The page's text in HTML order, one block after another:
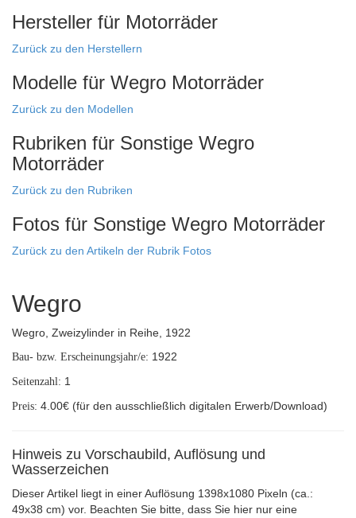
Hersteller für Motorräder
Zurück zu den Herstellern
Modelle für Wegro Motorräder
Zurück zu den Modellen
Rubriken für Sonstige Wegro
Motorräder
Zurück zu den Rubriken
Fotos für Sonstige Wegro Motorräder
Zurück zu den Artikeln der Rubrik Fotos
Wegro
Wegro, Zweizylinder in Reihe, 1922
Bau- bzw. Erscheinungsjahr/e: 1922
Seitenzahl: 1
Preis: 4.00€ (für den ausschließlich digitalen Erwerb/Download)
Hinweis zu Vorschaubild, Auflösung und
Wasserzeichen
Dieser Artikel liegt in einer Auflösung 1398x1080 Pixeln (ca.:
49x38 cm) vor. Beachten Sie bitte, dass Sie hier nur eine